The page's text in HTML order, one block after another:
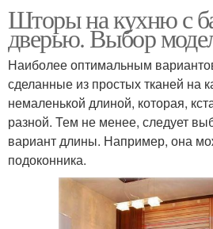
Шторы на кухню с
дверью. Выбор
Наиболее оптимальным
сделанные из простых тканей на
немаленькой длиной, которая,
разной. Тем не менее, следует
вариант длины. Например, она
подоконника.